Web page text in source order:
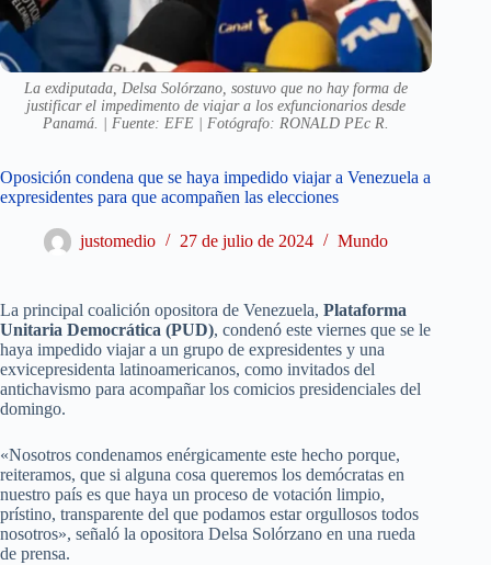
La exdiputada, Delsa Solórzano, sostuvo que no hay forma de
justificar el impedimento de viajar a los exfuncionarios desde
Panamá. | Fuente: EFE | Fotógrafo: RONALD PEс R.
Oposición condena que se haya impedido viajar a Venezuela a
expresidentes para que acompañen las elecciones
justomedio 27 de julio de 2024 Mundo
La principal coalición opositora de Venezuela, Plataforma
Unitaria Democrática (PUD), condenó este viernes que se le
haya impedido viajar a un grupo de expresidentes y una
exvicepresidenta latinoamericanos, como invitados del
antichavismo para acompañar los comicios presidenciales del
domingo.
«Nosotros condenamos enérgicamente este hecho porque,
reiteramos, que si alguna cosa queremos los demócratas en
nuestro país es que haya un proceso de votación limpio,
prístino, transparente del que podamos estar orgullosos todos
nosotros», señaló la opositora Delsa Solórzano en una rueda
de prensa.